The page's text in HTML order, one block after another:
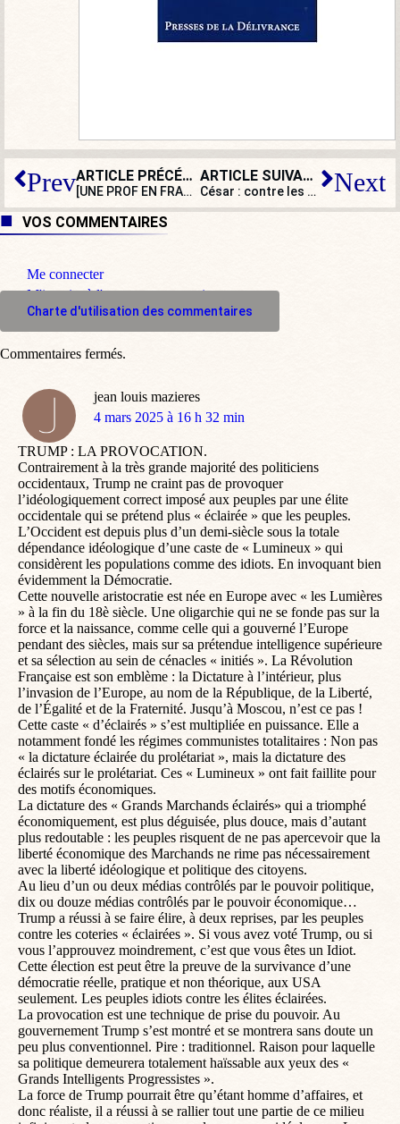
Prev ARTICLE PRÉCÉDENT
[UNE PROF EN FRANCE] L’égalitarisme contre la méritocratie
ARTICLE SUIVANT
César : contre les grands succès populaires, le triomphe des navets Next
VOS COMMENTAIRES
Me connecter
M'inscrire à l'espace commentaire
Charte d'utilisation des commentaires
jean louis mazieres
dit
4 mars 2025 à 16 h 32 min
TRUMP : LA PROVOCATION.
Contrairement à la très grande majorité des politiciens
occidentaux, Trump ne craint pas de provoquer
l’idéologiquement correct imposé aux peuples par une élite
occidentale qui se prétend plus « éclairée » que les peuples.
L’Occident est depuis plus d’un demi-siècle sous la totale
dépendance idéologique d’une caste de « Lumineux » qui
considèrent les populations comme des idiots. En invoquant bien
évidemment la Démocratie.
Cette nouvelle aristocratie est née en Europe avec « les Lumières
» à la fin du 18è siècle. Une oligarchie qui ne se fonde pas sur la
force et la naissance, comme celle qui a gouverné l’Europe
pendant des siècles, mais sur sa prétendue intelligence supérieure
et sa sélection au sein de cénacles « initiés ». La Révolution
Française est son emblème : la Dictature à l’intérieur, plus
l’invasion de l’Europe, au nom de la République, de la Liberté,
de l’Égalité et de la Fraternité. Jusqu’à Moscou, n’est ce pas !
Cette caste « d’éclairés » s’est multipliée en puissance. Elle a
notamment fondé les régimes communistes totalitaires : Non pas
« la dictature éclairée du prolétariat », mais la dictature des
éclairés sur le prolétariat. Ces « Lumineux » ont fait faillite pour
des motifs économiques.
La dictature des « Grands Marchands éclairés» qui a triomphé
économiquement, est plus déguisée, plus douce, mais d’autant
plus redoutable : les peuples risquent de ne pas apercevoir que la
liberté économique des Marchands ne rime pas nécessairement
avec la liberté idéologique et politique des citoyens.
Au lieu d’un ou deux médias contrôlés par le pouvoir politique,
dix ou douze médias contrôlés par le pouvoir économique…
Trump a réussi à se faire élire, à deux reprises, par les peuples
contre les coteries « éclairées ». Si vous avez voté Trump, ou si
vous l’approuvez moindrement, c’est que vous êtes un Idiot.
Cette élection est peut être la preuve de la survivance d’une
démocratie réelle, pratique et non théorique, aux USA
seulement. Les peuples idiots contre les élites éclairées.
La provocation est une technique de prise du pouvoir. Au
gouvernement Trump s’est montré et se montrera sans doute un
peu plus conventionnel. Pire : traditionnel. Raison pour laquelle
sa politique demeurera totalement haïssable aux yeux des «
Grands Intelligents Progressistes ».
La force de Trump pourrait être qu’étant homme d’affaires, et
donc réaliste, il a réussi à se rallier tout une partie de ce milieu
Commentaires fermés.